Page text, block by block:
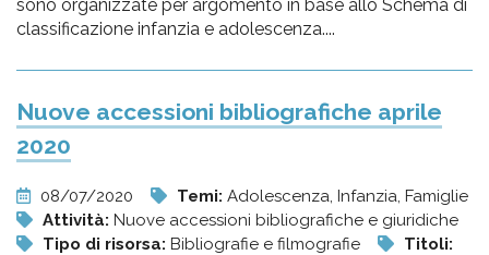
sono organizzate per argomento in base allo Schema di
classificazione infanzia e adolescenza....
Nuove accessioni bibliografiche aprile
2020
08/07/2020 Temi: Adolescenza, Infanzia, Famiglie
Attività: Nuove accessioni bibliografiche e giuridiche
Tipo di risorsa: Bibliografie e filmografie
Titoli: